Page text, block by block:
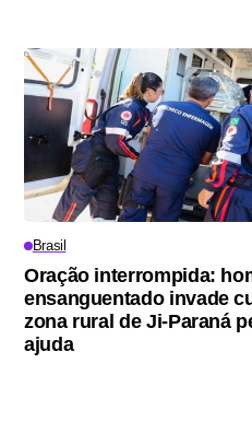
Brasil
Oração interrompida:
ensanguentado invade
zona rural de Ji-Paraná
ajuda